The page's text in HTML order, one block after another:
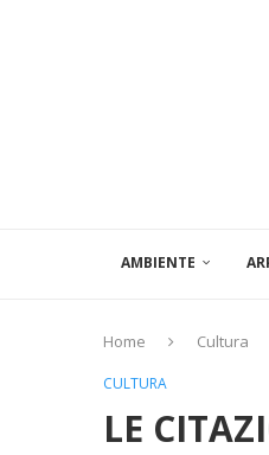
AMBIENTE
Home Cultura
CULTURA
LE